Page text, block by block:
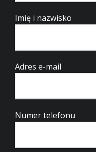
Imię i nazwisko
Adres e-mail
Numer telefonu